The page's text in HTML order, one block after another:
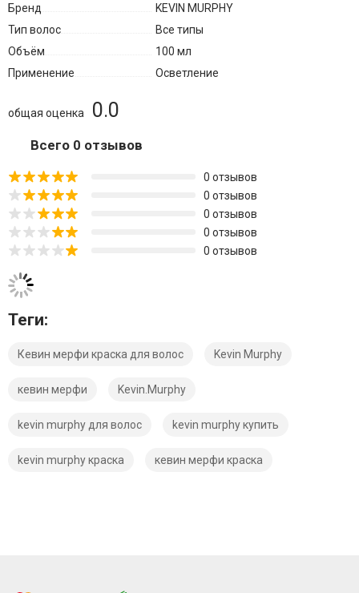
Бренд
KEVIN MURPHY
Тип волос
Все типы
Объём
100 мл
Применение
Осветление
0.0
общая оценка
Всего 0 отзывов
0 отзывов
0 отзывов
0 отзывов
0 отзывов
0 отзывов
Теги:
Кевин мерфи краска для волос Kevin Murphy
кевин мерфи Kevin.Murphy
kevin murphy для волос kevin murphy купить
kevin murphy краска кевин мерфи краска